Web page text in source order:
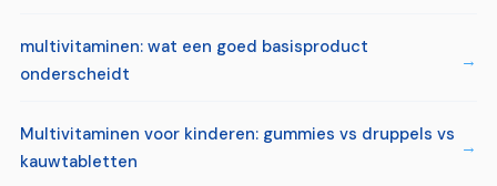
multivitaminen: wat een goed basisproduct
onderscheidt
Multivitaminen voor kinderen: gummies vs druppels vs
kauwtabletten